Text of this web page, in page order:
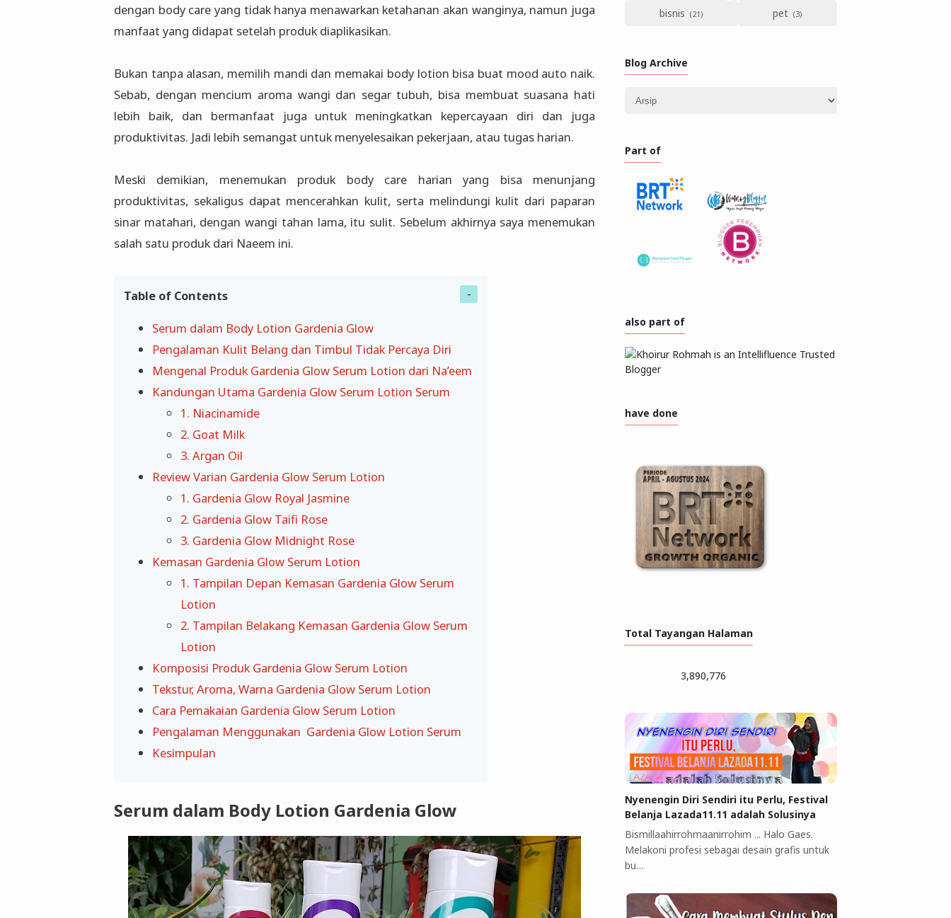
dengan body care yang tidak hanya menawarkan ketahanan akan wanginya, namun juga
manfaat yang didapat setelah produk diaplikasikan.
Bukan tanpa alasan, memilih mandi dan memakai body lotion bisa buat mood auto naik.
Sebab, dengan mencium aroma wangi dan segar tubuh, bisa membuat suasana hati
lebih baik, dan bermanfaat juga untuk meningkatkan kepercayaan diri dan juga
produktivitas. Jadi lebih semangat untuk menyelesaikan pekerjaan, atau tugas harian.
Meski demikian, menemukan produk body care harian yang bisa menunjang
produktivitas, sekaligus dapat mencerahkan kulit, serta melindungi kulit dari paparan
sinar matahari, dengan wangi tahan lama, itu sulit. Sebelum akhirnya saya menemukan
salah satu produk dari Naeem ini.
Table of Contents
Serum dalam Body Lotion Gardenia Glow
Pengalaman Kulit Belang dan Timbul Tidak Percaya Diri
Mengenal Produk Gardenia Glow Serum Lotion dari Na’eem
Kandungan Utama Gardenia Glow Serum Lotion Serum
1. Niacinamide
2. Goat Milk
3. Argan Oil
Review Varian Gardenia Glow Serum Lotion
1. Gardenia Glow Royal Jasmine
2. Gardenia Glow Taifi Rose
3. Gardenia Glow Midnight Rose
Kemasan Gardenia Glow Serum Lotion
1. Tampilan Depan Kemasan Gardenia Glow Serum
Lotion
2. Tampilan Belakang Kemasan Gardenia Glow Serum
Lotion
Komposisi Produk Gardenia Glow Serum Lotion
Tekstur, Aroma, Warna Gardenia Glow Serum Lotion
Cara Pemakaian Gardenia Glow Serum Lotion
Pengalaman Menggunakan Gardenia Glow Lotion Serum
Kesimpulan
Serum dalam Body Lotion Gardenia Glow
bisnis
pet
Blog Archive
Part of
also part of
have done
Total Tayangan Halaman
3,890,776
Nyenengin Diri Sendiri itu Perlu, Festival
Belanja Lazada11.11 adalah Solusinya
Bismillaahirrohmaanirrohim ... Halo Gaes.
Melakoni profesi sebagai desain grafis untuk
bu…